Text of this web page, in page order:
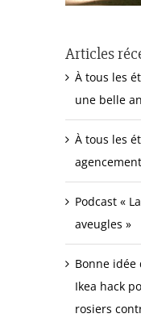
Articles
À tous les
une belle
À tous les
Podcast «
aveugles »
Bonne idée
Ikea hack
rosiers